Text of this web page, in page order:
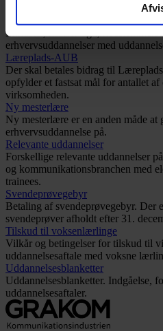
Elevlønninger
Mindstelønsatser og
erhvervsuddannelser med
Læreplads-AUB
Der skal betales bidrag til
opfylder et fastsat mål for antallet
virksomheden.
Ny mesterlære
Ny mesterlære er en anden måde
erhvervsuddannelse på.
Relevante uddannelser
Forskellige relevante uddannelser
og kommunikationsbranchen med
trainees.
Svendeprøvegebyr
Betaling af svendeprøvegebyr. Der
svendeprøver afholdt efter 31.
Tilskud til voksenlærlinge
Vilkår og betingelser for tilskud til
uddannelsesaftale med voksne
Uddannelsesblanketter
Uddannelsesblanketter. Indgåelse,
uddannelsesaftaler.